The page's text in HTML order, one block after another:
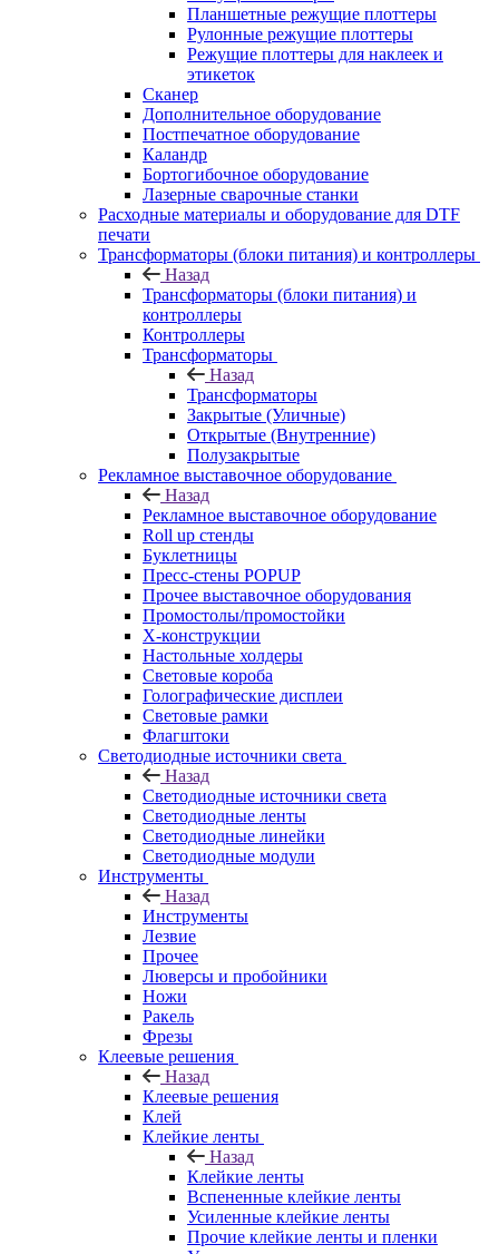
Планшетные режущие плоттеры
Рулонные режущие плоттеры
Режущие плоттеры для наклеек и
этикеток
Сканер
Дополнительное оборудование
Постпечатное оборудование
Каландр
Бортогибочное оборудование
Лазерные сварочные станки
Расходные материалы и оборудование для DTF
печати
Трансформаторы (блоки питания) и контроллеры
Назад
Трансформаторы (блоки питания) и
контроллеры
Контроллеры
Трансформаторы
Назад
Трансформаторы
Закрытые (Уличные)
Открытые (Внутренние)
Полузакрытые
Рекламное выставочное оборудование
Назад
Рекламное выставочное оборудование
Roll up стенды
Буклетницы
Пресс-стены POPUP
Прочее выставочное оборудования
Промостолы/промостойки
Х-конструкции
Настольные холдеры
Световые короба
Голографические дисплеи
Световые рамки
Флагштоки
Светодиодные источники света
Назад
Светодиодные источники света
Светодиодные ленты
Светодиодные линейки
Светодиодные модули
Инструменты
Назад
Инструменты
Лезвие
Прочее
Люверсы и пробойники
Ножи
Ракель
Фрезы
Клеевые решения
Назад
Клеевые решения
Клей
Клейкие ленты
Назад
Клейкие ленты
Вспененные клейкие ленты
Усиленные клейкие ленты
Прочие клейкие ленты и пленки